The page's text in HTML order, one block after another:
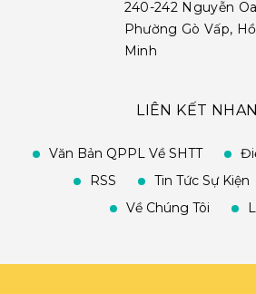
240-242 Nguyễn
Phường Gò Vấp,
Minh
LIÊN KẾT
Văn Bản QPPL Về SHTT
RSS
Tin Tức Sự Kiện
Về Chúng Tôi